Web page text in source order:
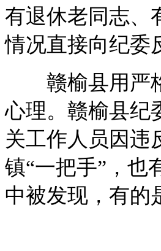
有退休老同志、
情况直接向纪委
赣榆县用严格
心理。赣榆县纪
关工作人员因违
镇“一把手”，也
中被发现，有的